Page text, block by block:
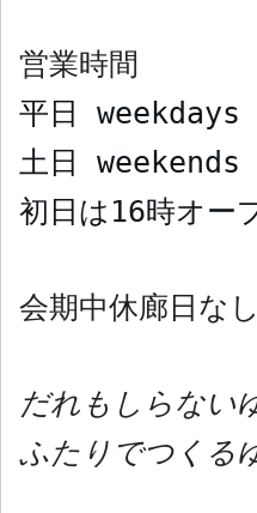
営業時間
平日 weekdays
土日 weekends
初日は 16時オー
会期中休廊日なし
だれもしらない
ふたりでつくる